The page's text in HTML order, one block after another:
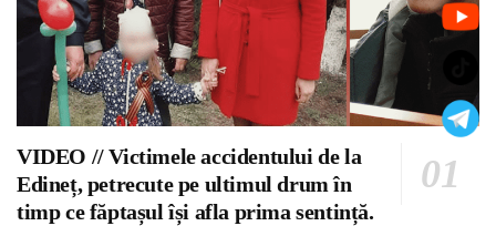
VIDEO // Victimele accidentului de la
Edineț, petrecute pe ultimul drum în
timp ce făptașul își afla prima sentință.